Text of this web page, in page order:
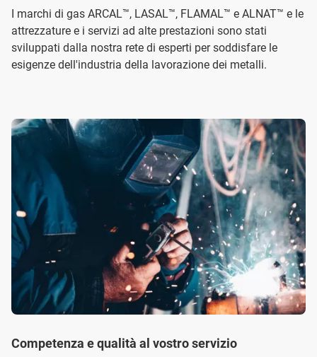
I marchi di gas ARCAL™, LASAL™, FLAMAL™ e ALNAT™ e le
attrezzature e i servizi ad alte prestazioni sono stati
sviluppati dalla nostra rete di esperti per soddisfare le
esigenze dell'industria della lavorazione dei metalli.
Competenza e qualità al vostro servizio